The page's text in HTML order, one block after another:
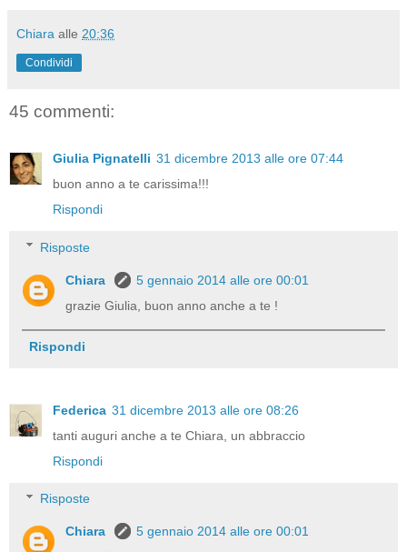
Chiara alle 20:36
Condividi
45 commenti:
Giulia Pignatelli 31 dicembre 2013 alle ore 07:44
buon anno a te carissima!!!
Rispondi
Risposte
Chiara
5 gennaio 2014 alle ore 00:01
grazie Giulia, buon anno anche a te !
Rispondi
Federica 31 dicembre 2013 alle ore 08:26
tanti auguri anche a te Chiara, un abbraccio
Rispondi
Risposte
Chiara
5 gennaio 2014 alle ore 00:01